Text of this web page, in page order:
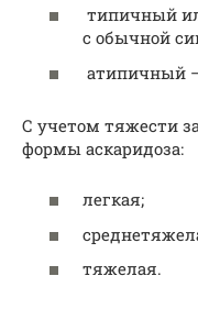
типичный
с обычной
атипичный
С учетом тяжести
формы аскаридоза:
легкая;
тяжелая.